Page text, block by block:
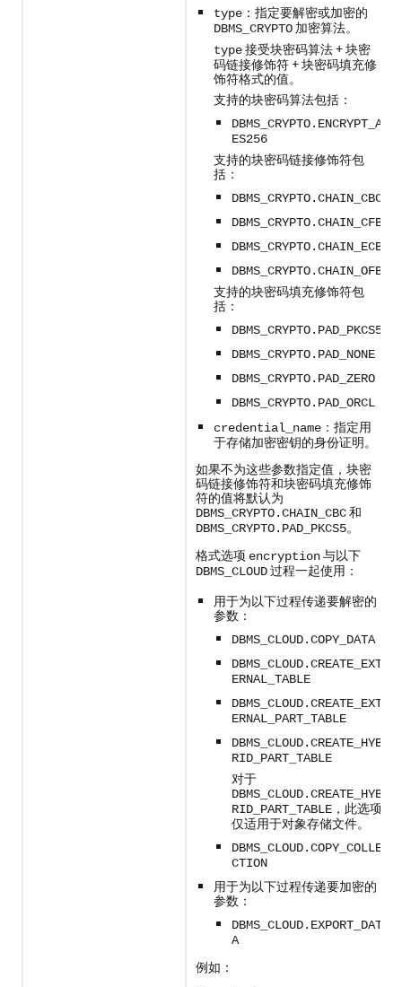
type ：指定要解密或加密的
DBMS_CRYPTO 加密算法。
type接受块密码算法 + 块密
码链接修饰符 + 块密码填充修
饰符格式的值。
支持的块密码算法包括：
DBMS_CRYPTO.ENCRYPT_A
ES256
支持的块密码链接修饰符包
括：
DBMS_CRYPTO.CHAIN_CBC
DBMS_CRYPTO.CHAIN_CFB
DBMS_CRYPTO.CHAIN_ECB
DBMS_CRYPTO.CHAIN_OFB
支持的块密码填充修饰符包
括：
DBMS_CRYPTO.PAD_PKCS5
DBMS_CRYPTO.PAD_NONE
DBMS_CRYPTO.PAD_ZERO
DBMS_CRYPTO.PAD_ORCL
credential_name ：指定用
于存储加密密钥的身份证明。
如果不为这些参数指定值，块密
码链接修饰符和块密码填充修饰
符的值将默认为
DBMS_CRYPTO.CHAIN_CBC和
DBMS_CRYPTO.PAD_PKCS5。
格式选项 encryption与以下
DBMS_CLOUD过程一起使用：
用于为以下过程传递要解密的
参数：
DBMS_CLOUD.COPY_DATA
DBMS_CLOUD.CREATE_EXT
ERNAL_TABLE
DBMS_CLOUD.CREATE_EXT
ERNAL_PART_TABLE
DBMS_CLOUD.CREATE_HYB
RID_PART_TABLE
对于
DBMS_CLOUD.CREATE_HYB
RID_PART_TABLE ，此选项
仅适用于对象存储文件。
DBMS_CLOUD.COPY_COLLE
CTION
用于为以下过程传递要加密的
参数：
DBMS_CLOUD.EXPORT_DAT
A
例如：